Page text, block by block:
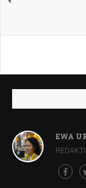
EWA